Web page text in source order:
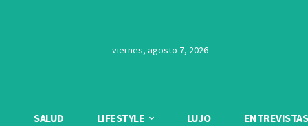
viernes, agosto 7, 2026
SALUD LIFESTYLE LUJO ENTREVISTAS